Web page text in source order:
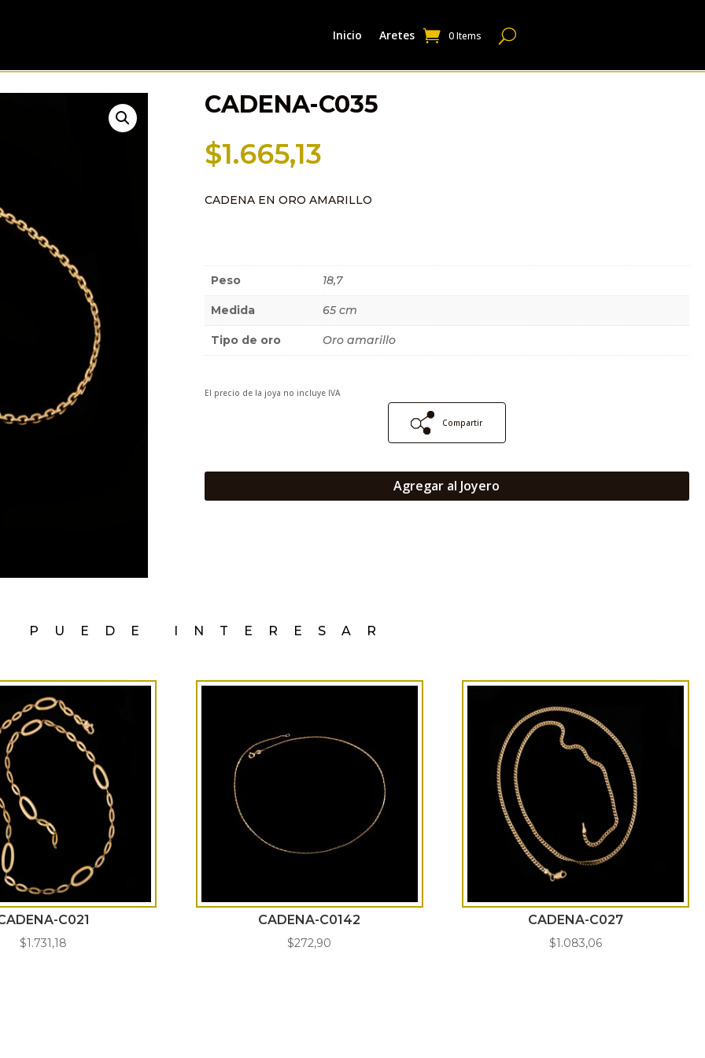
Inicio Aretes 0 Items
CADENA-C035
$1.665,13
CADENA EN ORO AMARILLO
Peso 18,7
Medida 65 cm
Tipo de oro Oro amarillo
El precio de la joya no incluye IVA
Compartir
Agregar al Joyero
PUEDE INTERESAR
C021
$1.731,18
CADENA-C0142
$272,90
CADENA-C027
$1.083,06